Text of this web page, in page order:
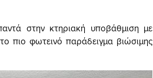
στην κτηριακή υποβάθμιση με
πιο φωτεινό παράδειγμα βιώσιμης